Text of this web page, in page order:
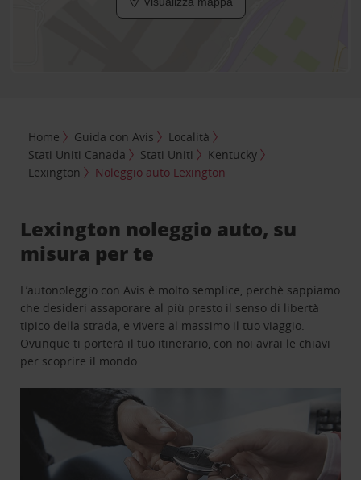
Home Guida con Avis
Località
Stati Uniti Canada
Stati Uniti
Kentucky
Lexington
Noleggio auto Lexington
Lexington noleggio auto, su
misura per te
L’autonoleggio con Avis è molto semplice, perchè sappiamo
che desideri assaporare al più presto il senso di libertà
tipico della strada, e vivere al massimo il tuo viaggio.
Ovunque ti porterà il tuo itinerario, con noi avrai le chiavi
per scoprire il mondo.